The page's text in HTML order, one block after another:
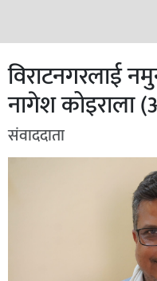
विराटनगरलाई
नागेश कोइराला
संवाददाता